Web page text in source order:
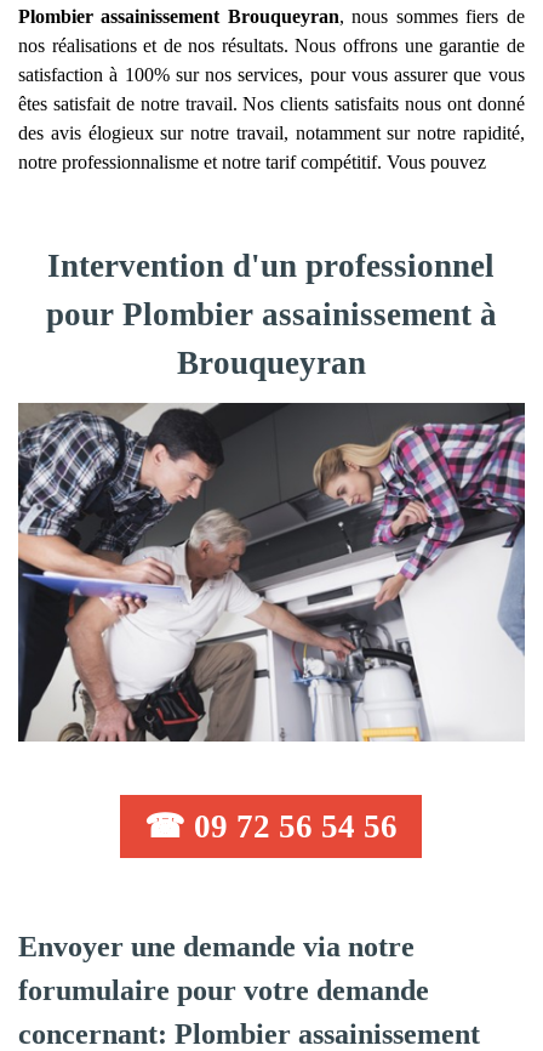
Plombier assainissement Brouqueyran, nous sommes fiers de
nos réalisations et de nos résultats. Nous offrons une garantie de
satisfaction à 100% sur nos services, pour vous assurer que vous
êtes satisfait de notre travail. Nos clients satisfaits nous ont donné
des avis élogieux sur notre travail, notamment sur notre rapidité,
notre professionnalisme et notre tarif compétitif. Vous pouvez
Intervention d'un professionnel
pour Plombier assainissement à
Brouqueyran
☎ 09 72 56 54 56
Envoyer une demande via notre
forumulaire pour votre demande
concernant: Plombier assainissement